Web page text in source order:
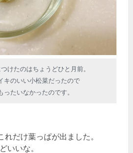
けたのはちょうどひと月前。
キのいい小松菜だったので
ったいなかったのです。
れだけ葉っぱが出ました。
いいな。